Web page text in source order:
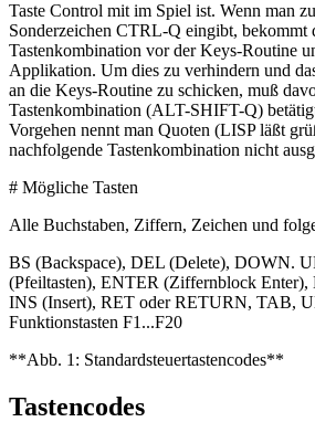
Taste Control mit im Spiel ist. Wenn man
Sonderzeichen CTRL-Q eingibt, bekommt
Tastenkombination vor der Keys-Routine
Applikation. Um dies zu verhindern und
an die Keys-Routine zu schicken, muß
Tastenkombination (ALT-SHIFT-Q)
Vorgehen nennt man Quoten (LISP läßt
nachfolgende Tastenkombination nicht
# Mögliche Tasten
Alle Buchstaben, Ziffern, Zeichen und
BS (Backspace), DEL (Delete), DOWN.
(Pfeiltasten), ENTER (Ziffernblock
INS (Insert), RET oder RETURN, TAB,
Funktionstasten F1...F20
**Abb. 1: Standardsteuertastencodes**
Tastencodes